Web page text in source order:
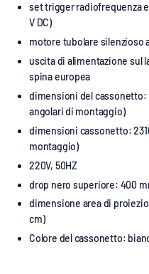
set trigger radiofrequenza
V DC)
motore tubolare silenzioso
uscita di alimentazione sul
spina europea
dimensioni del cassonetto:
angolari di montaggio)
dimensioni cassonetto:
montaggio)
220V, 50HZ
drop nero superiore: 400
dimensione area di
cm)
Colore del cassonetto: